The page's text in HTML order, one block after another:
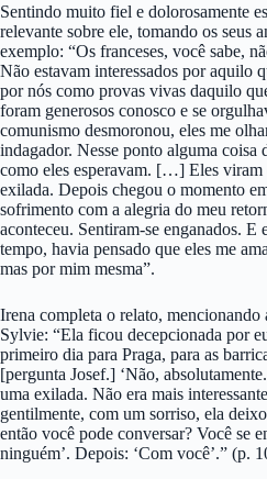
Sentindo muito fiel e dolorosamente
relevante sobre ele, tomando os seus
exemplo: “Os franceses, você sabe,
Não estavam interessados por aquilo
por nós como provas vivas daquilo
foram generosos conosco e se
comunismo desmoronou, eles me
indagador. Nesse ponto alguma coisa
como eles esperavam. […] Eles viram
exilada. Depois chegou o momento
sofrimento com a alegria do meu
aconteceu. Sentiram-se enganados. E
tempo, havia pensado que eles me
mas por mim mesma”.
Irena completa o relato, mencionando
Sylvie: “Ela ficou decepcionada por
primeiro dia para Praga, para as
[pergunta Josef.] ‘Não,
uma exilada. Não era mais
gentilmente, com um sorriso, ela
então você pode conversar? Você se
ninguém’. Depois: ‘Com você’.” (p.